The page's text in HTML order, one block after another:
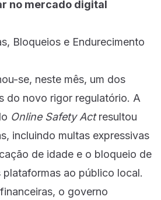
no mercado digital
Bloqueios e Endurecimento
se, neste mês, um dos
do novo rigor regulatório. A
Online Safety Actresultou
incluindo multas expressivas
de idade e o bloqueio de
plataformas ao público local.
o governo